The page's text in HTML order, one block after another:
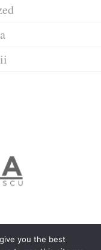
you the best